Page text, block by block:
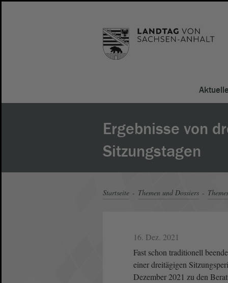
Ergebnisse von
Sitzungstagen
Startseite Themen und Dossiers
16. Dez. 2021
Fast schon traditionell
einer dreitägigen
Dezember 2021 zu den